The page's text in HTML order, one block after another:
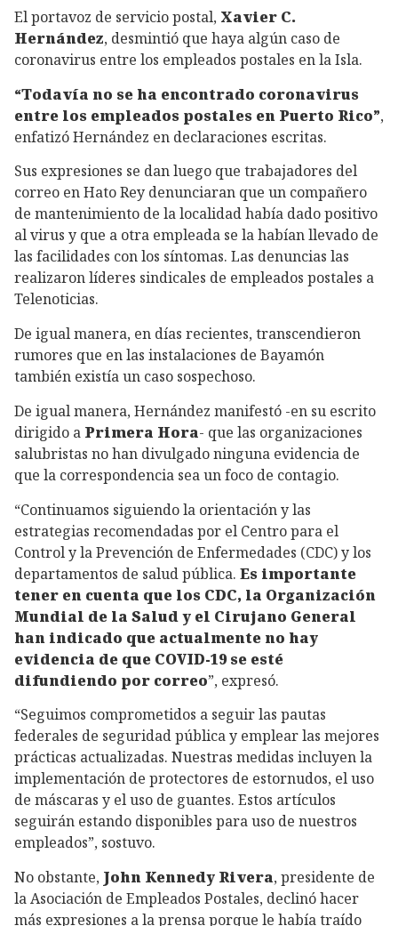
El portavoz de servicio postal, Xavier C.
Hernández, desmintió que haya algún caso de
coronavirus entre los empleados postales en la Isla.
“Todavía no se ha encontrado coronavirus
entre los empleados postales en Puerto Rico”,
enfatizó Hernández en declaraciones escritas.
Sus expresiones se dan luego que trabajadores del
correo en Hato Rey denunciaran que un compañero
de mantenimiento de la localidad había dado positivo
al virus y que a otra empleada se la habían llevado de
las facilidades con los síntomas. Las denuncias las
realizaron líderes sindicales de empleados postales a
Telenoticias.
De igual manera, en días recientes, transcendieron
rumores que en las instalaciones de Bayamón
también existía un caso sospechoso.
De igual manera, Hernández manifestó -en su escrito
dirigido a Primera Hora- que las organizaciones
salubristas no han divulgado ninguna evidencia de
que la correspondencia sea un foco de contagio.
“Continuamos siguiendo la orientación y las
estrategias recomendadas por el Centro para el
Control y la Prevención de Enfermedades (CDC) y los
departamentos de salud pública. Es importante
tener en cuenta que los CDC, la Organización
Mundial de la Salud y el Cirujano General
han indicado que actualmente no hay
evidencia de que COVID-19 se esté
difundiendo por correo”, expresó.
“Seguimos comprometidos a seguir las pautas
federales de seguridad pública y emplear las mejores
prácticas actualizadas. Nuestras medidas incluyen la
implementación de protectores de estornudos, el uso
de máscaras y el uso de guantes. Estos artículos
seguirán estando disponibles para uso de nuestros
empleados”, sostuvo.
No obstante, John Kennedy Rivera, presidente de
la Asociación de Empleados Postales, declinó hacer
más expresiones a la prensa porque le había traído